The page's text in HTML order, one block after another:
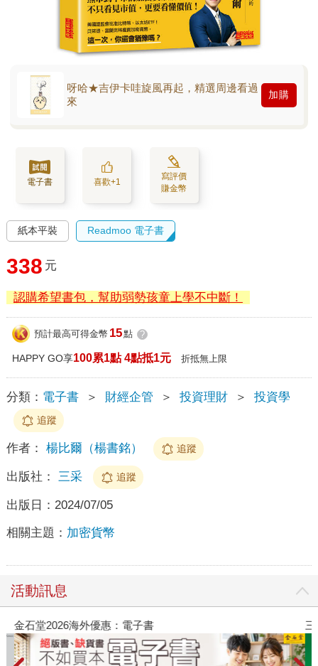
呀哈★吉伊卡哇旋風再起，精選周邊看過
來
加購
電子書 喜歡+1
寫評價
賺金幣
紙本平裝 Readmoo 電子書
338 元
認購希望書包，幫助弱勢孩童上學不中斷！
預計最高可得金幣 15點 ?
HAPPY GO享100累1點 4點抵1元 折抵無上限
分類： 電子書 ＞ 財經企管 ＞ 投資理財 ＞ 投資學
追蹤
作者： 楊比爾（楊書銘） 追蹤
出版社： 三采 追蹤
出版日： 2024/07/05
相關主題： 加密貨幣
活動訊息
金石堂2026海外優惠：電子書